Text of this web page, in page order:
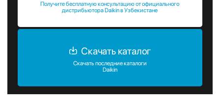
Получите бесплатную консультацию от официального
дистрибьютора Daikin в Узбекистане
Скачать каталог
Скачать последние каталоги
Daikin